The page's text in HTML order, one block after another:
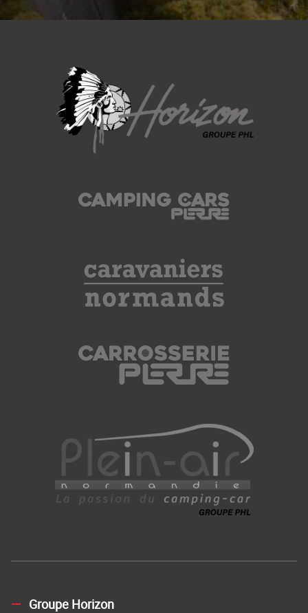
Groupe Horizon